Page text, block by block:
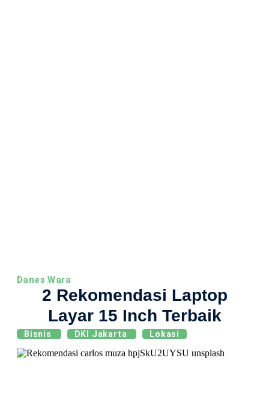
Danes Wara
2 Rekomendasi Laptop
Layar 15 Inch Terbaik
Bisnis DKI Jakarta Lokasi